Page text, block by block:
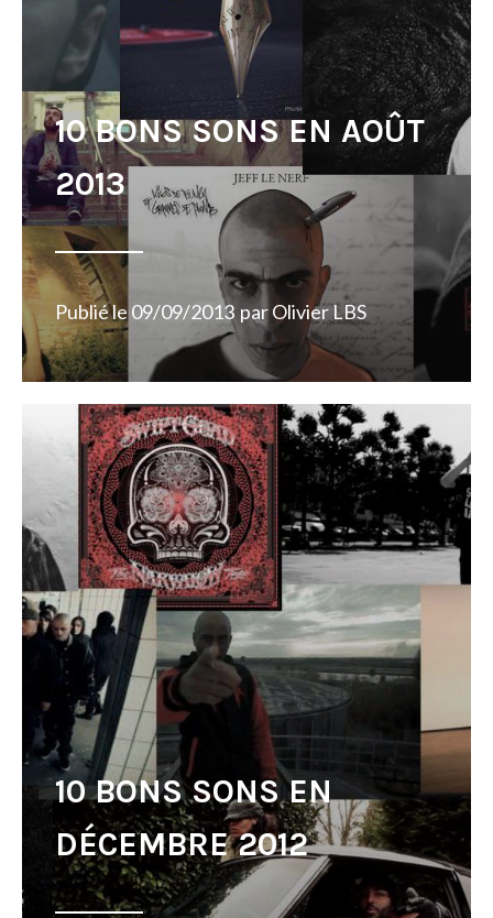
10 BONS SONS EN AOÛT
2013
Publié le 09/09/2013 parOlivier LBS
10 BONS SONS EN
DÉCEMBRE 2012